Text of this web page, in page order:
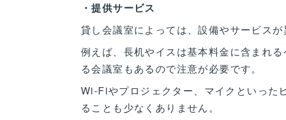
・提供サービス
貸し会議室によっては、設備やサービスが
例えば、長机やイスは基本料金に含まれ
る会議室もあるので注意が必要です。
Wi-Fiやプロジェクター、マイクといった
ることも少なくありません。